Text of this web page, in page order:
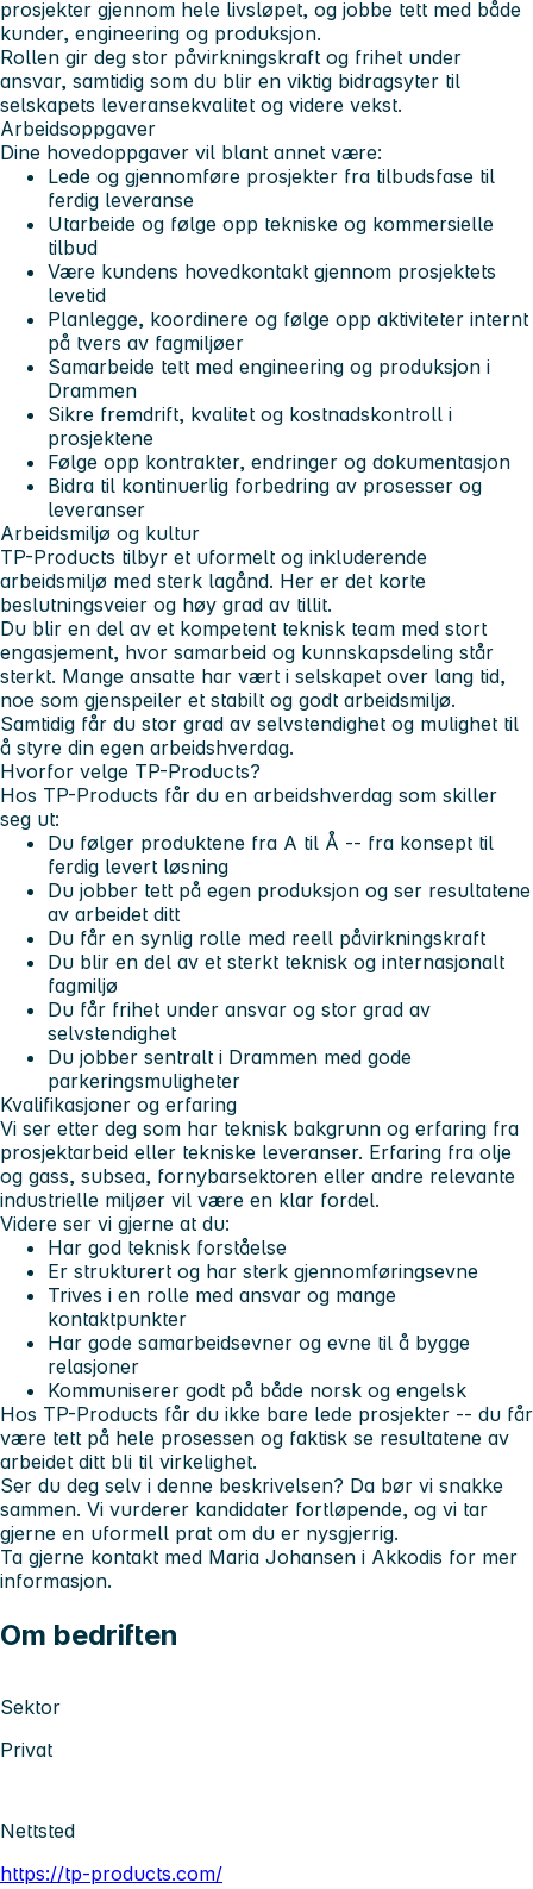
prosjekter gjennom hele livsløpet, og jobbe tett med både
kunder, engineering og produksjon.
Rollen gir deg stor påvirkningskraft og frihet under
ansvar, samtidig som du blir en viktig bidragsyter til
selskapets leveransekvalitet og videre vekst.
Arbeidsoppgaver
Dine hovedoppgaver vil blant annet være:
Lede og gjennomføre prosjekter fra tilbudsfase til
ferdig leveranse
Utarbeide og følge opp tekniske og kommersielle
tilbud
Være kundens hovedkontakt gjennom prosjektets
levetid
Planlegge, koordinere og følge opp aktiviteter internt
på tvers av fagmiljøer
Samarbeide tett med engineering og produksjon i
Drammen
Sikre fremdrift, kvalitet og kostnadskontroll i
prosjektene
Følge opp kontrakter, endringer og dokumentasjon
Bidra til kontinuerlig forbedring av prosesser og
leveranser
Arbeidsmiljø og kultur
TP-Products tilbyr et uformelt og inkluderende
arbeidsmiljø med sterk lagånd. Her er det korte
beslutningsveier og høy grad av tillit.
Du blir en del av et kompetent teknisk team med stort
engasjement, hvor samarbeid og kunnskapsdeling står
sterkt. Mange ansatte har vært i selskapet over lang tid,
noe som gjenspeiler et stabilt og godt arbeidsmiljø.
Samtidig får du stor grad av selvstendighet og mulighet til
å styre din egen arbeidshverdag.
Hvorfor velge TP-Products?
Hos TP-Products får du en arbeidshverdag som skiller
seg ut:
Du følger produktene fra A til Å -- fra konsept til
ferdig levert løsning
Du jobber tett på egen produksjon og ser resultatene
av arbeidet ditt
Du får en synlig rolle med reell påvirkningskraft
Du blir en del av et sterkt teknisk og internasjonalt
fagmiljø
Du får frihet under ansvar og stor grad av
selvstendighet
Du jobber sentralt i Drammen med gode
parkeringsmuligheter
Kvalifikasjoner og erfaring
Vi ser etter deg som har teknisk bakgrunn og erfaring fra
prosjektarbeid eller tekniske leveranser. Erfaring fra olje
og gass, subsea, fornybarsektoren eller andre relevante
industrielle miljøer vil være en klar fordel.
Videre ser vi gjerne at du:
Har god teknisk forståelse
Er strukturert og har sterk gjennomføringsevne
Trives i en rolle med ansvar og mange
kontaktpunkter
Har gode samarbeidsevner og evne til å bygge
relasjoner
Kommuniserer godt på både norsk og engelsk
Hos TP-Products får du ikke bare lede prosjekter -- du får
være tett på hele prosessen og faktisk se resultatene av
arbeidet ditt bli til virkelighet.
Ser du deg selv i denne beskrivelsen? Da bør vi snakke
sammen. Vi vurderer kandidater fortløpende, og vi tar
gjerne en uformell prat om du er nysgjerrig.
Ta gjerne kontakt med Maria Johansen i Akkodis for mer
informasjon.
Om bedriften
Sektor
Privat
Nettsted
https://tp-products.com/